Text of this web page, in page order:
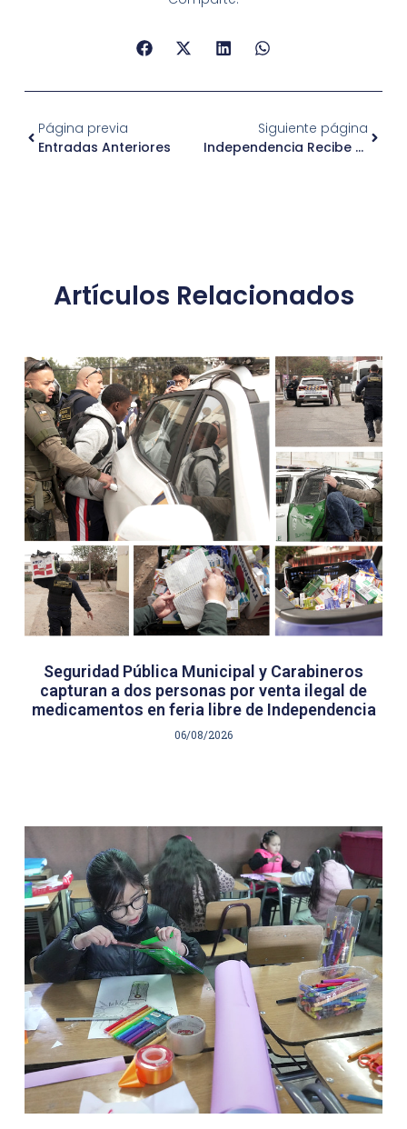
Página previa
Entradas Anteriores
Siguiente página
Independencia Recibe A Las Comitivas Internacionales Para Foro Mundial De La Bicicleta
Artículos Relacionados
Seguridad Pública Municipal y Carabineros
capturan a dos personas por venta ilegal de
medicamentos en feria libre de Independencia
06/08/2026